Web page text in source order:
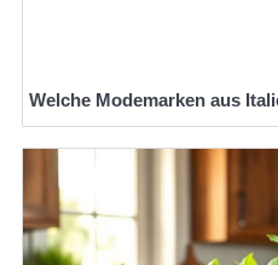
Welche Modemarken aus